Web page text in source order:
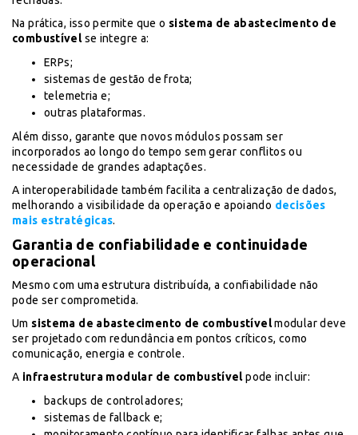
Na prática, isso permite que o sistema de abastecimento de
combustívelse integre a:
ERPs;
sistemas de gestão de frota;
telemetria e;
outras plataformas.
Além disso, garante que novos módulos possam ser
incorporados ao longo do tempo sem gerar conflitos ou
necessidade de grandes adaptações.
A interoperabilidade também facilita a centralização de dados,
melhorando a visibilidade da operação e apoiando decisões
mais estratégicas.
Garantia de confiabilidade e continuidade
operacional
Mesmo com uma estrutura distribuída, a confiabilidade não
pode ser comprometida.
Um sistema de abastecimento de combustívelmodular deve
ser projetado com redundância em pontos críticos, como
comunicação, energia e controle.
A infraestrutura modular de combustívelpode incluir:
backups de controladores;
sistemas de fallback e;